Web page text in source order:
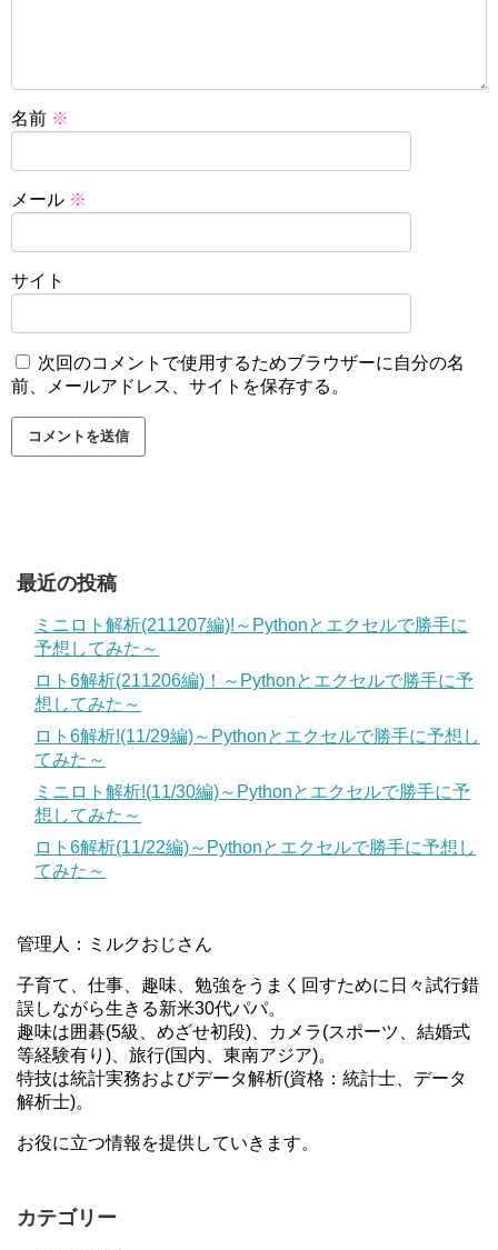
名前 ※
メール ※
サイト
次回のコメントで使用するためブラウザーに自分の名
前、メールアドレス、サイトを保存する。
最近の投稿
ミニロト解析(211207編)!～Pythonとエクセルで勝手に
予想してみた～
ロト6解析(211206編)！～Pythonとエクセルで勝手に予
想してみた～
ロト6解析!(11/29編)～Pythonとエクセルで勝手に予想し
てみた～
ミニロト解析!(11/30編)～Pythonとエクセルで勝手に予
想してみた～
ロト6解析(11/22編)～Pythonとエクセルで勝手に予想し
てみた～
管理人：ミルクおじさん
子育て、仕事、趣味、勉強をうまく回すために日々試行錯
誤しながら生きる新米30代パパ。
趣味は囲碁(5級、めざせ初段)、カメラ(スポーツ、結婚式
等経験有り)、旅行(国内、東南アジア)。
特技は統計実務およびデータ解析(資格：統計士、データ
解析士)。
お役に立つ情報を提供していきます。
カテゴリー